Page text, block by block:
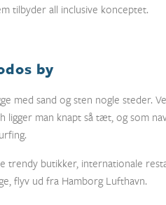
tilbyder all inclusive konceptet.
by
med sand og sten nogle steder.
ligger man knapt så tæt, og som
trendy butikker, internationale
flyv ud fra Hamborg Lufthavn.